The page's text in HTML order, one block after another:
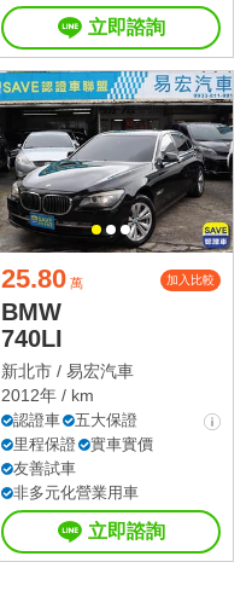
立即諮詢
25.80 萬 加入比較
BMW
740LI
新北市 / 易宏汽車
2012年 / km
認證車
五大保證
里程保證
實車實價
友善試車
非多元化營業用車
立即諮詢